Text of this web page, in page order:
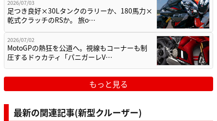
2026/07/03
足つき良好×30Lタンクのラリーか、180馬力×
乾式クラッチのRSか。 旅o…
2026/07/02
MotoGPの熱狂を公道へ。視線もコーナーも制
圧するドゥカティ「パニガーレV…
もっと見る
最新の関連記事(新型クルーザー)